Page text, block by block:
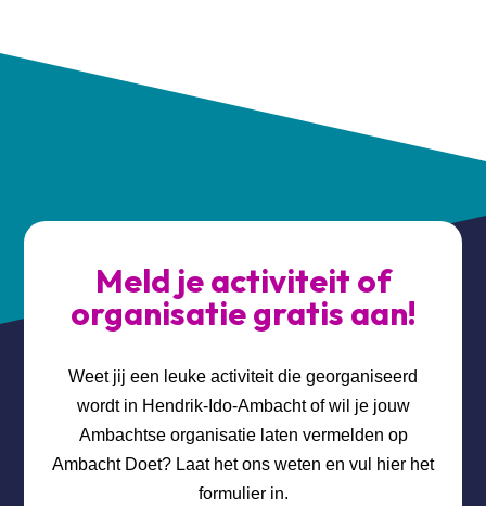
Meld je activiteit of
organisatie gratis aan!
Weet jij een leuke activiteit die georganiseerd
wordt in Hendrik-Ido-Ambacht of wil je jouw
Ambachtse organisatie laten vermelden op
Ambacht Doet? Laat het ons weten en vul hier het
formulier in.